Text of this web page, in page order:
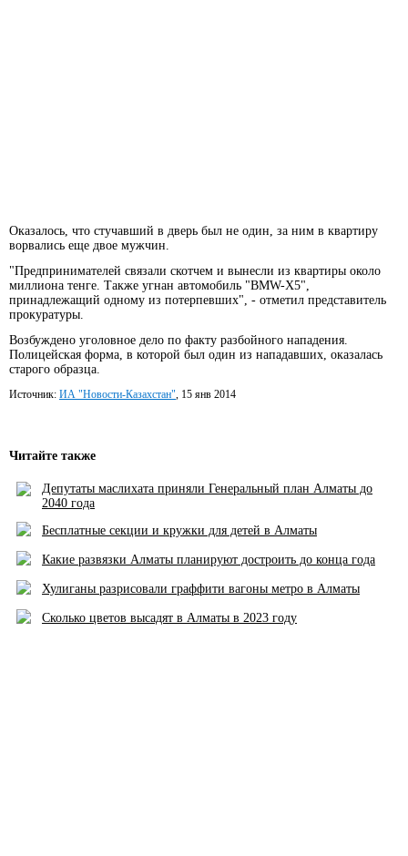
Оказалось, что стучавший в дверь был не один, за ним в квартиру
ворвались еще двое мужчин.
"Предпринимателей связали скотчем и вынесли из квартиры около
миллиона тенге. Также угнан автомобиль "BMW-Х5",
принадлежащий одному из потерпевших", - отметил представитель
прокуратуры.
Возбуждено уголовное дело по факту разбойного нападения.
Полицейская форма, в которой был один из нападавших, оказалась
старого образца.
Источник: ИА "Новости-Казахстан", 15 янв 2014
Читайте также
Депутаты маслихата приняли Генеральный план Алматы до
2040 года
Бесплатные секции и кружки для детей в Алматы
Какие развязки Алматы планируют достроить до конца года
Хулиганы разрисовали граффити вагоны метро в Алматы
Сколько цветов высадят в Алматы в 2023 году